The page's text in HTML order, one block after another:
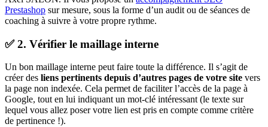
Prestashop sur mesure, sous la forme d’un audit ou de séances de
coaching à suivre à votre propre rythme.
✅ 2. Vérifier le maillage interne
Un bon maillage interne peut faire toute la différence. Il s’agit de
créer des liens pertinents depuis d’autres pages de votre site vers
la page non indexée. Cela permet de faciliter l’accès de la page à
Google, tout en lui indiquant un mot-clé intéressant (le texte sur
lequel vous allez poser votre lien est pris en compte comme critère
de pertinence !).